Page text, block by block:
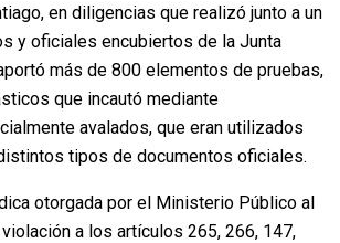
en diligencias que realizó junto a un
y oficiales encubiertos de la Junta
más de 800 elementos de pruebas,
que incautó mediante
avalados, que eran utilizados
tipos de documentos oficiales.
otorgada por el Ministerio Público al
a los artículos 265, 266, 147,